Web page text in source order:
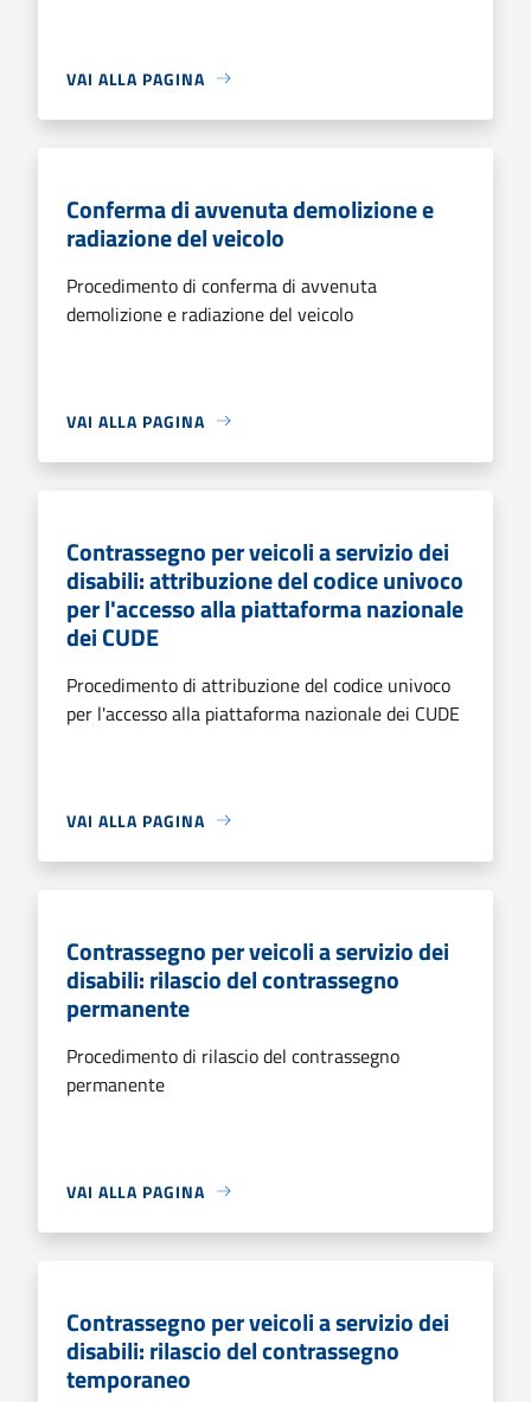
VAI ALLA PAGINA
Conferma di avvenuta demolizione e
radiazione del veicolo
Procedimento di conferma di avvenuta
demolizione e radiazione del veicolo
VAI ALLA PAGINA
Contrassegno per veicoli a servizio dei
disabili: attribuzione del codice univoco
per l'accesso alla piattaforma nazionale
dei CUDE
Procedimento di attribuzione del codice univoco
per l'accesso alla piattaforma nazionale dei CUDE
VAI ALLA PAGINA
Contrassegno per veicoli a servizio dei
disabili: rilascio del contrassegno
permanente
Procedimento di rilascio del contrassegno
permanente
VAI ALLA PAGINA
Contrassegno per veicoli a servizio dei
disabili: rilascio del contrassegno
temporaneo